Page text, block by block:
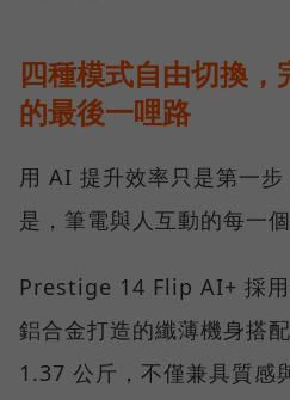
四種模式自由切換
的最後一哩路
用 AI 提升效率只是第一
是，筆電與人互動的每一個
Prestige 14 Flip AI+ 採
鋁合金打造的纖薄機身搭
1.37 公斤，不僅兼具質感